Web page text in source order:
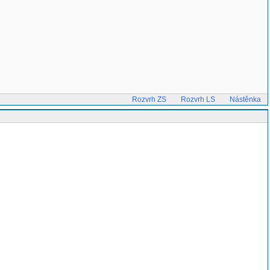
Rozvrh ZS Rozvrh LS
Nástěnka